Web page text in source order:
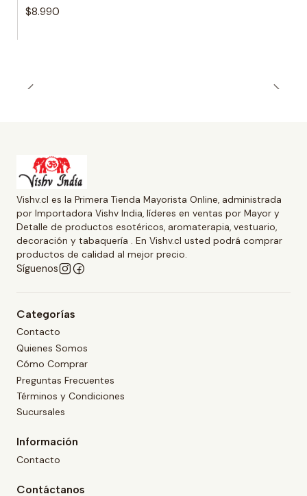
$8.990
Vishv.cl es la Primera Tienda Mayorista Online, administrada
por Importadora Vishv India, líderes en ventas por Mayor y
Detalle de productos esotéricos, aromaterapia, vestuario,
decoración y tabaquería . En Vishv.cl usted podrá comprar
productos de calidad al mejor precio.
Síguenos
Categorías
Contacto
Quienes Somos
Cómo Comprar
Preguntas Frecuentes
Términos y Condiciones
Sucursales
Información
Contacto
Contáctanos